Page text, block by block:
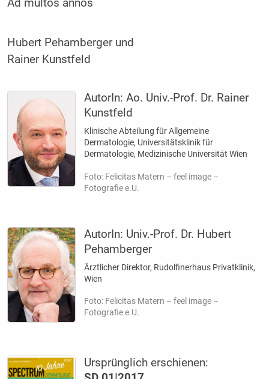
Ad multos annos
Hubert Pehamberger und
Rainer Kunstfeld
AutorIn:Ao. Univ.-Prof. Dr. Rainer
Kunstfeld
Klinische Abteilung für Allgemeine
Dermatologie,­ Universitätsklinik für
Dermatologie, Medizinische Universität Wien
Foto: Felicitas Matern – feel image –
Fotografie e.U.
AutorIn: Univ.-Prof. Dr. Hubert
Pehamberger
Ärztlicher Direktor, Rudolfinerhaus Privatklinik,
Wien
Foto: Felicitas Matern – feel image –
Fotografie e.U.
Ursprünglich erschienen: